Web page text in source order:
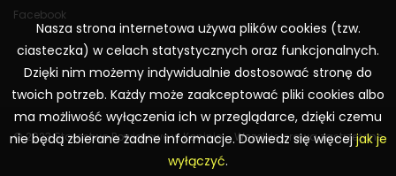
Facebook
© 2023 Starostwo Powiatowe w Koninie – Wszelkie prawa zastrzeżone
Nasza strona internetowa używa plików cookies (tzw.
ciasteczka) w celach statystycznych oraz funkcjonalnych.
Dzięki nim możemy indywidualnie dostosować stronę do
twoich potrzeb. Każdy może zaakceptować pliki cookies albo
ma możliwość wyłączenia ich w przeglądarce, dzięki czemu
nie będą zbierane żadne informacje. Dowiedz się więcejjak je
wyłączyć.